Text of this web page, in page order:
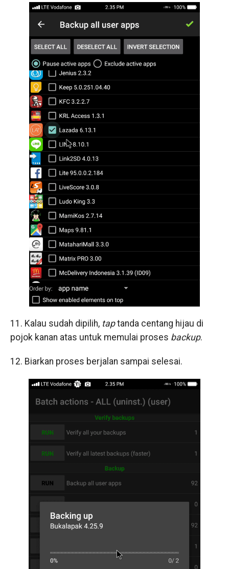
11. Kalau sudah dipilih,taptanda centang hijau di
pojok kanan atas untuk memulai proses backup.
12. Biarkan proses berjalan sampai selesai.